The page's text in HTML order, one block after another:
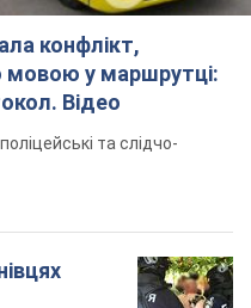
конфлікт,
мовою у маршрутці:
Відео
та слідчо-